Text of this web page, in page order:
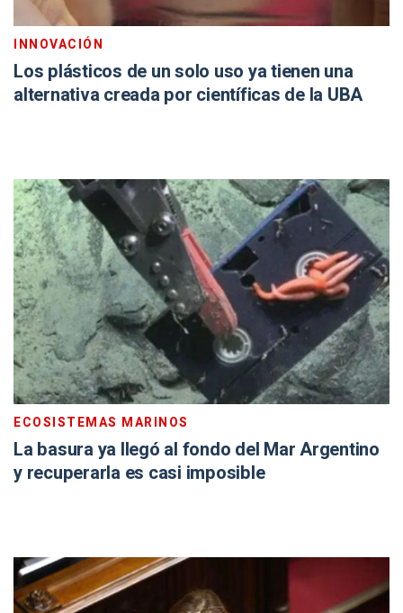
INNOVACIÓN
Los plásticos de un solo uso ya tienen una
alternativa creada por científicas de la UBA
ECOSISTEMAS MARINOS
La basura ya llegó al fondo del Mar Argentino
y recuperarla es casi imposible